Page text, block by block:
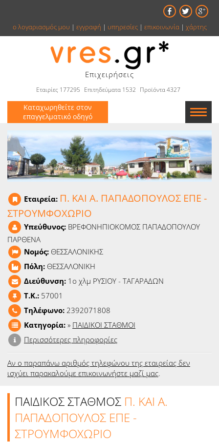
ο λογαριασμός μου | εγγραφή | υπηρεσίες| επικοινωνία| χάρτης
Επιχειρήσεις
Εταιρίες 177295 Επιτηδεύματα 1532 Προϊόντα 4327
Καταχωρηθείτε στον
επαγγελματικό οδηγό
Εταιρείες
Κατάλογος
Αγγελίες
Βιβλία
Ειδήσεις
Παιχνίδια
Ραδιόφωνο
Ταινίες
Εταιρεία: Π. ΚΑΙ Α. ΠΑΠΑΔΟΠΟΥΛΟΣ ΕΠΕ -
ΣΤΡΟΥΜΦΟΧΩΡΙΟ
Υπεύθυνος: ΒΡΕΦΟΝΗΠΙΟΚΟΜΟΣ ΠΑΠΑΔΟΠΟΥΛΟΥ
ΠΑΡΘΕΝΑ
Νομός: ΘΕΣΣΑΛΟΝΙΚΗΣ
Πόλη: ΘΕΣΣΑΛΟΝΙΚΗ
Διεύθυνση: 1ο χλμ ΡΥΣΙΟΥ - ΤΑΓΑΡΑΔΩΝ
T.K.: 57001
Τηλέφωνο: 2392071808
Κατηγορία: » ΠΑΙΔΙΚΟΙ ΣΤΑΘΜΟΙ
Περισσότερες πληροφορίες
Αν ο παραπάνω αριθμός τηλεφώνου της εταιρείας δεν
ισχύει παρακαλούμε επικοινωνήστε μαζί μας.
ΠΑΙΔΙΚΟΣ ΣΤΑΘΜΟΣ Π. ΚΑΙ Α.
ΠΑΠΑΔΟΠΟΥΛΟΣ ΕΠΕ -
ΣΤΡΟΥΜΦΟΧΩΡΙΟ